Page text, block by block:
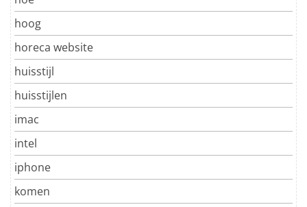
hoog
horeca website
huisstijl
huisstijlen
imac
intel
iphone
komen